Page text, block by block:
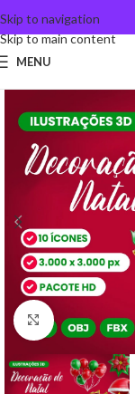
Skip to navigation
Skip to main content
MENU
Click to enlarge